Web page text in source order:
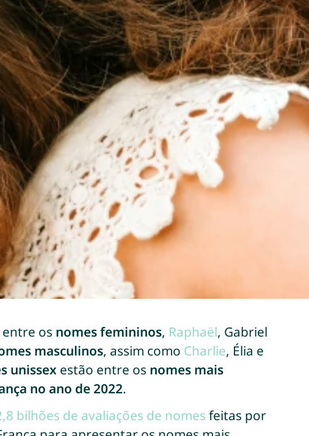
entre os nomes femininos, Raphaël, Gabriel
masculinos, assim como Charlie, Élia e
unissexestão entre os nomes mais
no ano de 2022.
bilhões de avaliações de nomes feitas por